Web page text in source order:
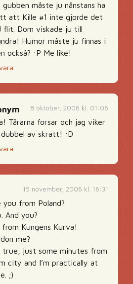
gubben måste ju nånstans ha
att Kille #1 inte gjorde det
flit. Dom viskade ju till
Humor måste ju finnas i
också? :P Me like!
8 oktober, 2006 kl. 01:06
Tårarna forsar och jag viker
av skratt! :D
15 november, 2006 kl. 16:31
you from Poland?
And you?
from Kungens Kurva!
me?
true, just some minutes from
city and I’m practically at
;)